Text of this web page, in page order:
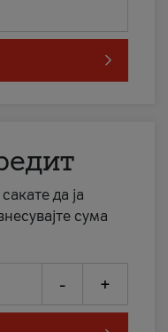
да ја
сума
- +